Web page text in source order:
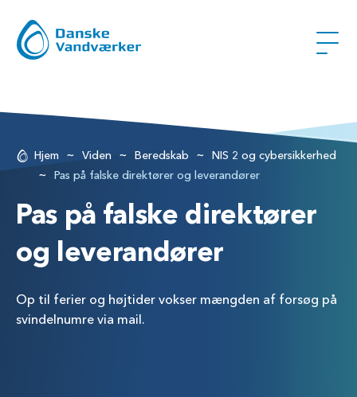
Hjem ~ Viden ~ Beredskab ~ NIS 2 og cybersikkerhed
~ Pas på falske direktører og leverandører
Pas på falske direktører
og leverandører
Op til ferier og højtider vokser mængden af forsøg på
svindelnumre via mail.